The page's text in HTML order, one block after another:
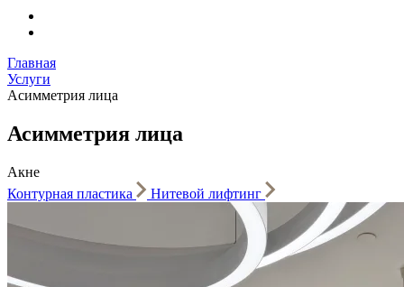
Главная
Услуги
Асимметрия лица
Асимметрия лица
Акне
Контурная пластика
Нитевой лифтинг